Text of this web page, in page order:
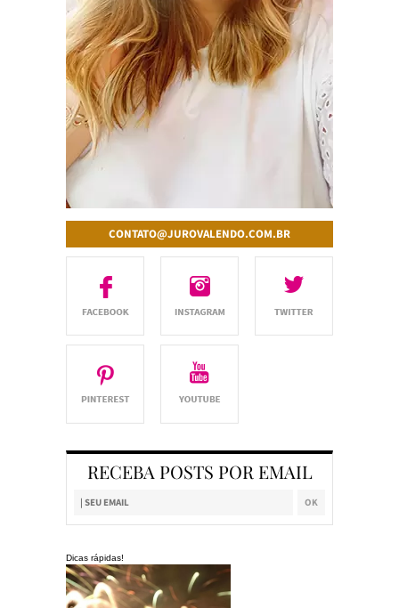
CONTATO@JUROVALENDO.COM.BR
RECEBA POSTS POR EMAIL
Dicas rápidas!